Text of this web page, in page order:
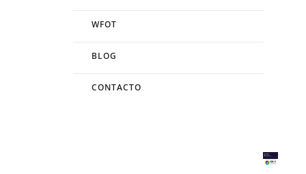
WFOT
BLOG
CONTACTO